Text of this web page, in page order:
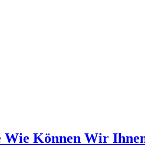
Wie Können Wir